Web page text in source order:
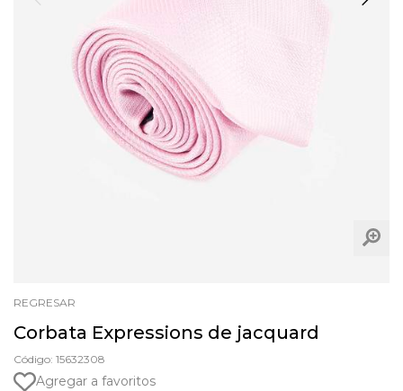
REGRESAR
Corbata Expressions de jacquard
Código: 15632308
Agregar a favoritos